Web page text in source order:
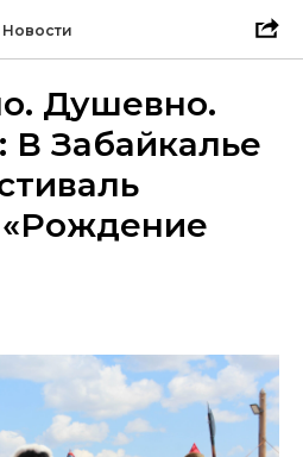
Новости
Душевно.
Забайкалье
«Рождение